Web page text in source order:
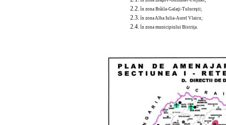
2.2. în zona Brăila-Galaţi-Tuluceşti;
2.3. în zona Alba Iulia-Aurel Vlaicu;
2.4. în zona municipiului Bistriţa.